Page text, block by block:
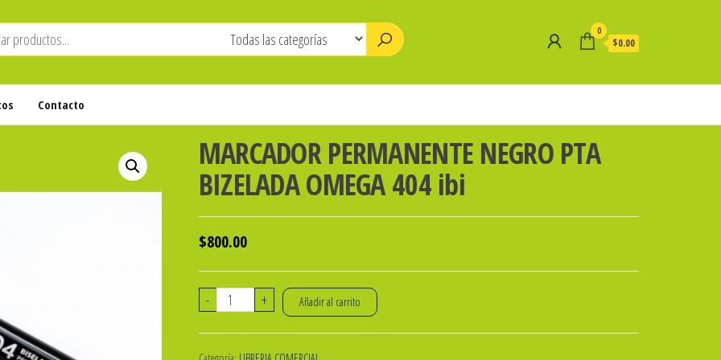
0
$0.00
Contacto
MARCADOR PERMANENTE NEGRO PTA
BIZELADA OMEGA 404 ibi
$800.00
-
MARCADOR
PERMANENTE
+ Añadir al carrito